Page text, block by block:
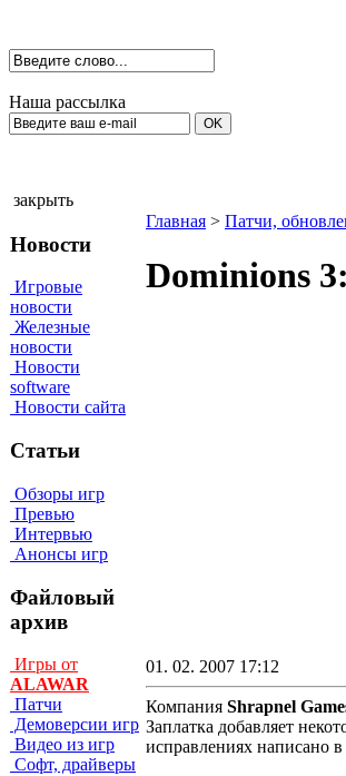
Наша рассылка
закрыть
Новости
Игровые
новости
Железные
новости
Новости
software
Новости сайта
Статьи
Обзоры игр
Превью
Интервью
Анонсы игр
Файловый
архив
Игры от
ALAWAR
Патчи
Демоверсии игр
Видео из игр
Софт, драйверы
Главная > Патчи,
Dominions
01. 02. 2007 17:12
Компания Shrapnel
Заплатка добавляет
исправлениях написано